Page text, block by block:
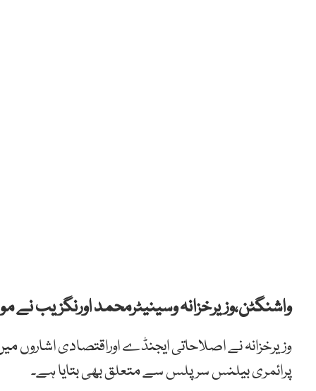
واشنگٹن،وزیرخزانہ وسینیٹرمحمد اورنگزیب
وزیرخزانہ نے اصلاحاتی ایجنڈے اوراقتصادی اشاروں
پرائمری بیلنس سرپلس سے متعلق بھی بتایا ہے۔